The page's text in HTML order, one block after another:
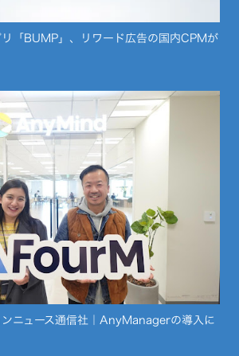
「BUMP」、リワード広告の国内CPMが
ニュース通信社｜AnyManagerの導入に